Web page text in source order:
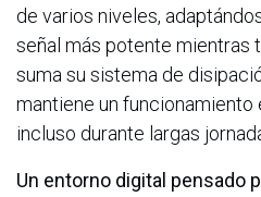
de varios niveles,
señal más potente mientras
suma su sistema de
mantiene un
incluso durante largas
Un entorno digital pensado